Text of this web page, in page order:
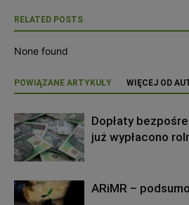
RELATED POSTS
None found
POWIĄZANE ARTYKUŁY WIĘCEJ OD
Dopłaty
już wypłacono
ARiMR –